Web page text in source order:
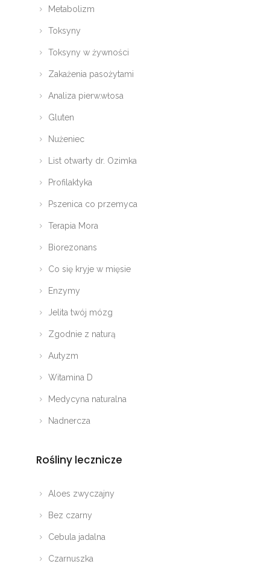
Metabolizm
Toksyny
Toksyny w żywności
Zakażenia pasożytami
Analiza pierw.włosa
Gluten
Nużeniec
List otwarty dr. Ozimka
Profilaktyka
Pszenica co przemyca
Terapia Mora
Biorezonans
Co się kryje w mięsie
Enzymy
Jelita twój mózg
Zgodnie z naturą
Autyzm
Witamina D
Medycyna naturalna
Nadnercza
Rośliny lecznicze
Aloes zwyczajny
Bez czarny
Cebula jadalna
Czarnuszka